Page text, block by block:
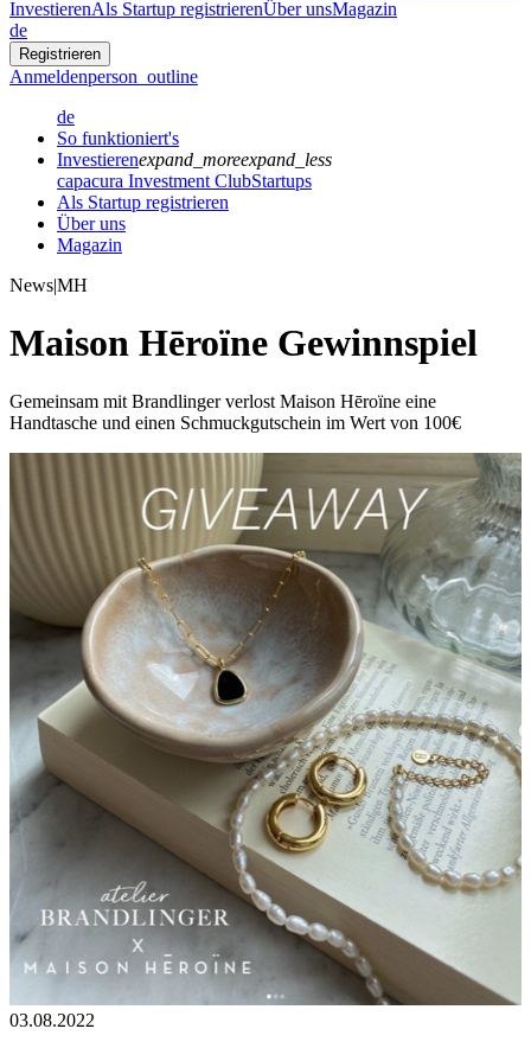
InvestierenAls Startup registrierenÜber unsMagazin
de
Registrieren
Anmeldenperson_outline
de
So funktioniert's
Investierenexpand_moreexpand_less
capacura Investment ClubStartups
Als Startup registrieren
Über uns
Magazin
News|MH
Maison Hēroïne Gewinnspiel
Gemeinsam mit Brandlinger verlost Maison Hēroïne eine
Handtasche und einen Schmuckgutschein im Wert von 100€
03.08.2022